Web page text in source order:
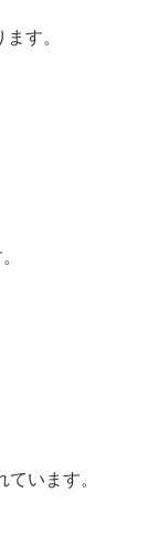
す。
います。